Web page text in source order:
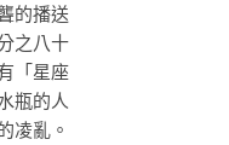
的播送
之八十
「星座
瓶的人
凌亂。